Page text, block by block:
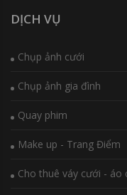
DỊCH VỤ
Chụp ảnh cưới
Chụp ảnh gia đình
Quay phim
Make up - Trang Điểm
Cho thuê váy cưới - áo